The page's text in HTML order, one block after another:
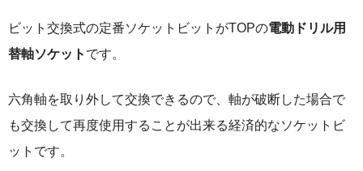
ビット交換式の定番ソケットビットがTOPの電動ドリル用
替軸ソケット です。
六角軸を取り外して交換できるので、軸が破断した場合で
も交換して再度使用することが出来る経済的なソケットビ
ットです。